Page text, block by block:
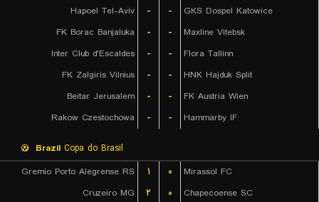
Hapoel Tel-Aviv
- -
GKS Dospel Katowice
FK Borac Banjaluka
- -
Maxline Vitebsk
Inter Club d'Escaldes
- -
Flora Tallinn
FK Zalgiris Vilnius
- -
HNK Hajduk Split
Beitar Jerusalem
- -
FK Austria Wien
Rakow Czestochowa
- - Hammarby IF
Brazil Copa do Brasil
Gremio Porto Alegrense RS
۱ ۰
Mirassol FC
Cruzeiro MG
۲ ۰
Chapecoense SC